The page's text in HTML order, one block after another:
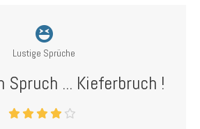
Lustige Sprüche
Spruch ... Kieferbruch !